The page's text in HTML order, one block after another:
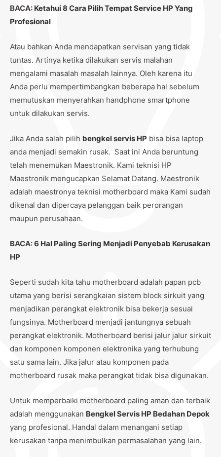
BACA: Ketahui 8 Cara Pilih Tempat Service HP Yang
Profesional
Atau bahkan Anda mendapatkan servisan yang tidak
tuntas. Artinya ketika dilakukan servis malahan
mengalami masalah masalah lainnya. Oleh karena itu
Anda perlu mempertimbangkan beberapa hal sebelum
memutuskan menyerahkan handphone smartphone
untuk dilakukan servis.
Jika Anda salah pilih bengkel servis HP bisa bisa laptop
anda menjadi semakin rusak. Saat ini Anda beruntung
telah menemukan Maestronik. Kami teknisi HP
Maestronik mengucapkan Selamat Datang. Maestronik
adalah maestronya teknisi motherboard maka Kami sudah
dikenal dan dipercaya pelanggan baik perorangan
maupun perusahaan.
BACA:6 Hal Paling Sering Menjadi Penyebab Kerusakan
HP
Seperti sudah kita tahu motherboard adalah papan pcb
utama yang berisi serangkaian sistem block sirkuit yang
menjadikan perangkat elektronik bisa bekerja sesuai
fungsinya. Motherboard menjadi jantungnya sebuah
perangkat elektronik. Motherboard berisi jalur jalur sirkuit
dan komponen komponen elektronika yang terhubung
satu sama lain. Jika jalur atau komponen pada
motherboard rusak maka perangkat tidak bisa digunakan.
Untuk memperbaiki motherboard paling aman dan terbaik
adalah menggunakan Bengkel Servis HP Bedahan Depok
yang profesional. Handal dalam menangani setiap
kerusakan tanpa menimbulkan permasalahan yang lain.